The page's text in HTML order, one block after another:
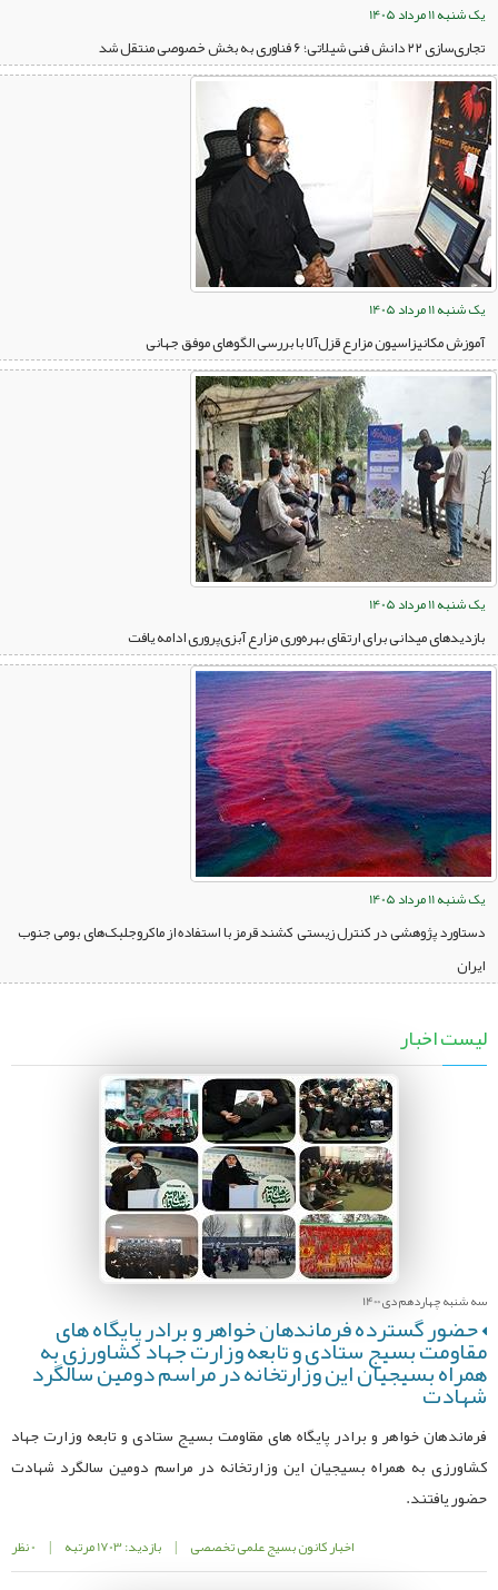
یک شنبه 11 مرداد 1405
تجاری‌سازی ۲۲ دانش فنی شیلاتی؛ ۶ فناوری به بخش خصوصی منتقل شد
یک شنبه 11 مرداد 1405
آموزش مکانیزاسیون مزارع قزل‌آلا با بررسی الگوهای موفق جهانی
یک شنبه 11 مرداد 1405
بازدیدهای میدانی برای ارتقای بهره‌وری مزارع آبزی‌پروری ادامه یافت
یک شنبه 11 مرداد 1405
دستاورد پژوهشی در کنترل زیستی کشند قرمز با استفاده از ماکروجلبک‌های بومی جنوب
ایران
لیست اخبار
سه شنبه چهاردهم دی 1400
حضور گسترده فرماندهان خواهر و برادر پایگاه های
مقاومت بسیج ستادی و تابعه وزارت جهاد کشاورزی به
همراه بسیجیان این وزارتخانه در مراسم دومین سالگرد
شهادت
فرماندهان خواهر و برادر پایگاه های مقاومت بسیج ستادی و تابعه وزارت جهاد
کشاورزی به همراه بسیجیان این وزارتخانه در مراسم دومین سالگرد شهادت
حضور یافتند.
اخبار کانون بسیج علمی تخصصی | بازدید: 1703 مرتبه | 0 نظر